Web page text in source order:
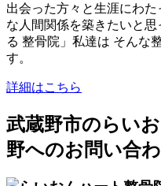
出会った方々と生涯にわ
な人間関係を築きたいと
る 整骨院」私達は そんな
す。
詳細はこちら
武蔵野市のらい
野へのお問い合